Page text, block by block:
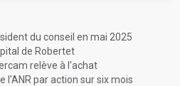
du conseil en mai 2025
de Robertet
relève à l'achat
l'ANR par action sur six mois